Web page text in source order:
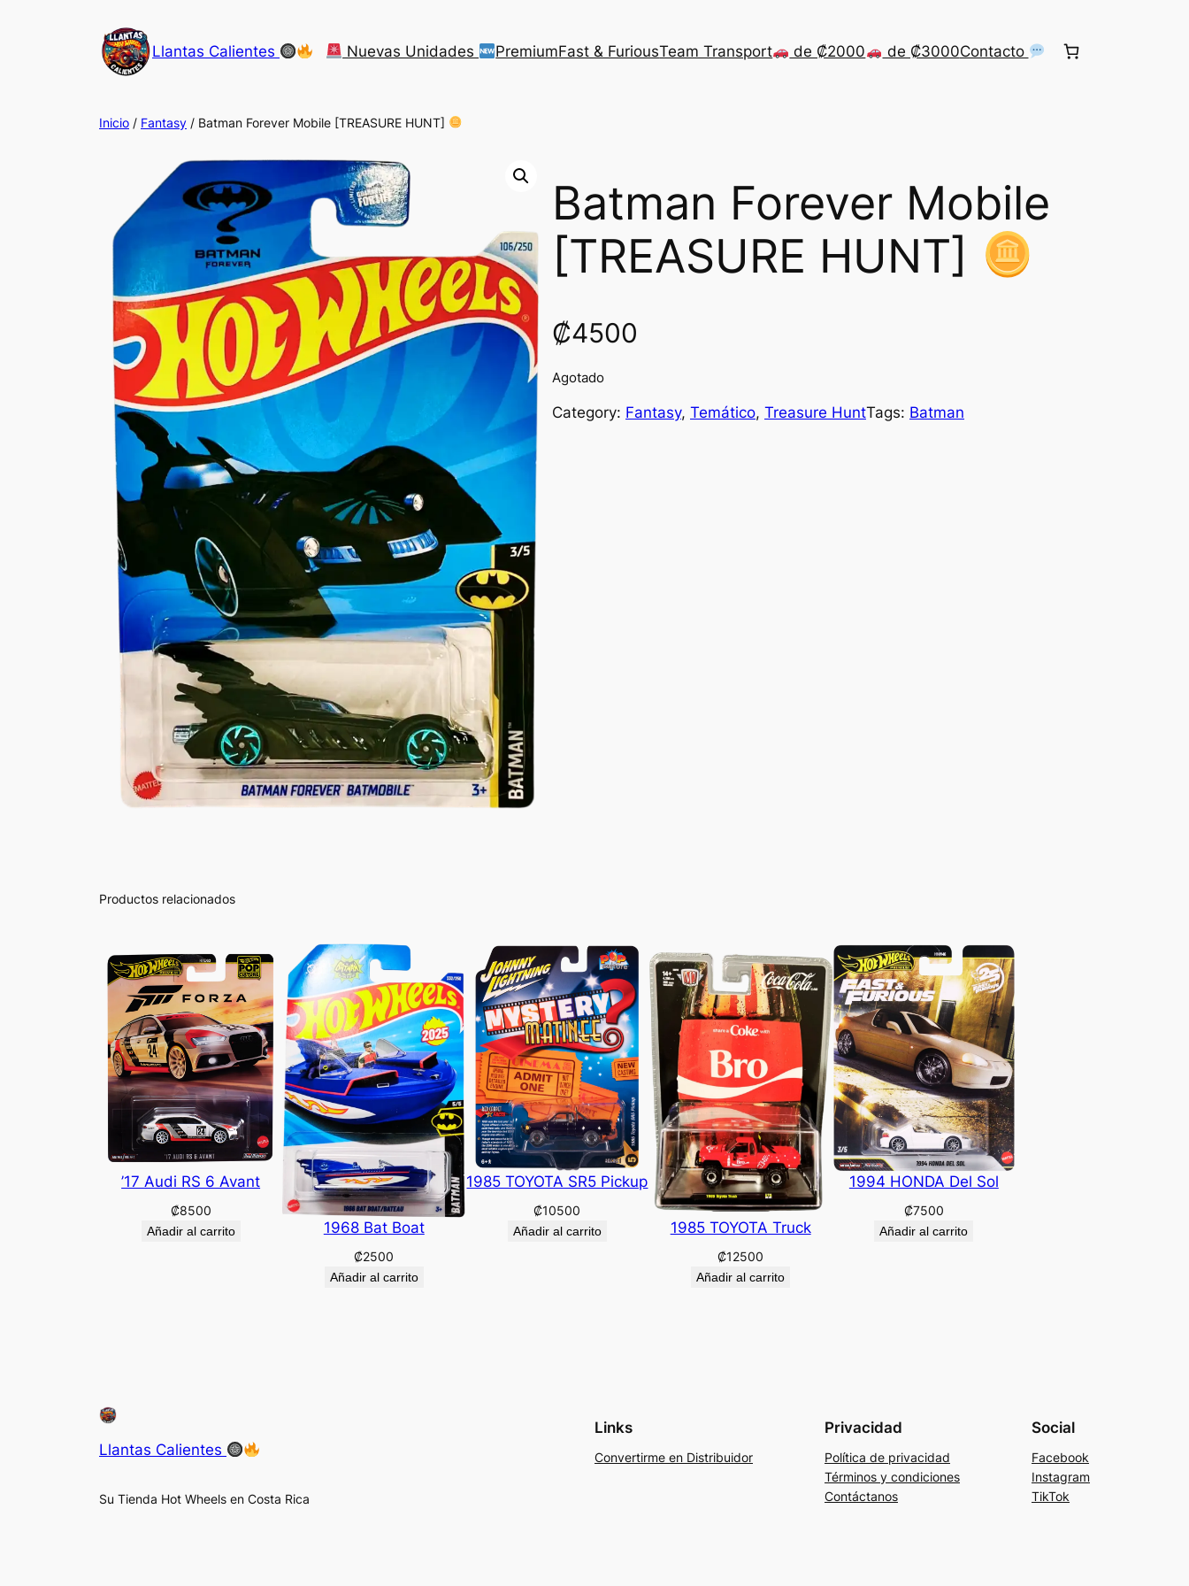
Llantas Calientes Nuevas Unidades PremiumFast & FuriousTeam Transport de ₡2000 de ₡3000Contacto
Inicio / Fantasy / Batman Forever Mobile [TREASURE HUNT]
Batman Forever Mobile
[TREASURE HUNT]
₡4500
Agotado
Category: Fantasy, Temático, Treasure HuntTags: Batman
Productos relacionados
’17 Audi RS 6 Avant
₡8500
Añadir al carrito 1968 Bat Boat
₡2500
Añadir al carrito
1985 TOYOTA SR5 Pickup
₡10500
Añadir al carrito 1985 TOYOTA Truck
₡12500
Añadir al carrito
1994 HONDA Del Sol
₡7500
Añadir al carrito
Llantas Calientes
Su Tienda Hot Wheels en Costa Rica
Links
Convertirme en Distribuidor
Privacidad
Política de privacidad
Términos y condiciones
Contáctanos
Social
Facebook
Instagram
TikTok